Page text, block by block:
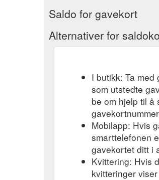
Saldo for gavekort
Alternativer for
I butikk: Ta
som utstedte
be om hjelp til å
Mobilapp: Hvis
smarttelefonen
gavekortet ditt i
Kvittering: Hvis
kvitteringer